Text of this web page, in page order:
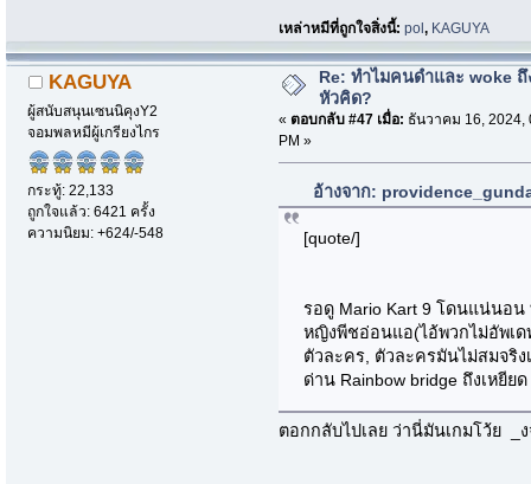
เหล่าหมีที่ถูกใจสิ่งนี้:pol, KAGUYA
KAGUYA
ผู้สนับสนุนเซนนิคุงY2
จอมพลหมีผู้เกรียงไกร
กระทู้: 22,133
ถูกใจแล้ว: 6421 ครั้ง
ความนิยม: +624/-548
Re: ทำไมคนดำและ woke ถึ
หัวคิด?
« ตอบกลับ #47 เมื่อ: ธันวาคม 16, 2024,
PM »
อ้างจาก:
[quote/]
รอดู Mario Kart 9 โดนแน่นอน
หญิงพีชอ่อนแอ(ไอ้พวกไม่อัพเ
ตัวละคร, ตัวละครมันไม่สมจริ
ด่าน Rainbow bridge ถึงเหยีย
ตอกกลับไปเลย ว่านี่มันเกมโว้ย _